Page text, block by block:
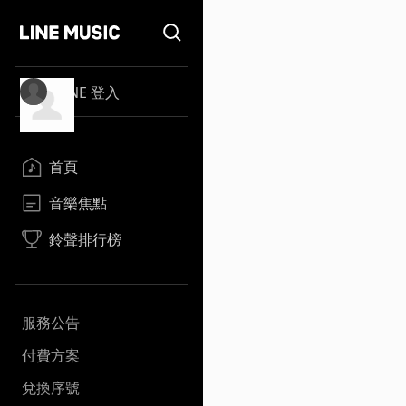
LINE 登入
首頁
音樂焦點
鈴聲排行榜
服務公告
付費方案
兌換序號